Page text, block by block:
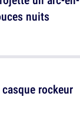
rockeur
nuits